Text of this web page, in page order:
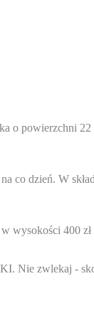
powierzchni
co dzień. W
wysokości 400
Nie zwlekaj -